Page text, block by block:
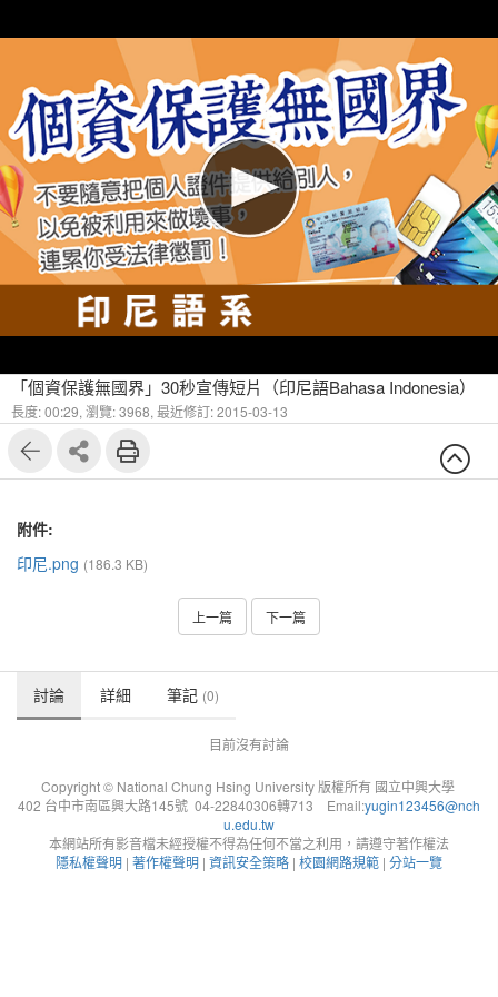
「個資保護無國界」30秒宣傳短片（印尼語Bahasa Indonesia）
長度: 00:29, 瀏覽: 3968, 最近修訂: 2015-03-13
附件:
印尼.png (186.3 KB)
上一篇 下一篇
討論 詳細 筆記 (0)
目前沒有討論
Copyright © National Chung Hsing University 版權所有 國立中興大學
402 台中市南區興大路145號 04-22840306轉713 Email:yugin123456@nch
u.edu.tw
本網站所有影音檔未經授權不得為任何不當之利用，請遵守著作權法
隱私權聲明 | 著作權聲明 | 資訊安全策略 | 校園網路規範 | 分站一覽